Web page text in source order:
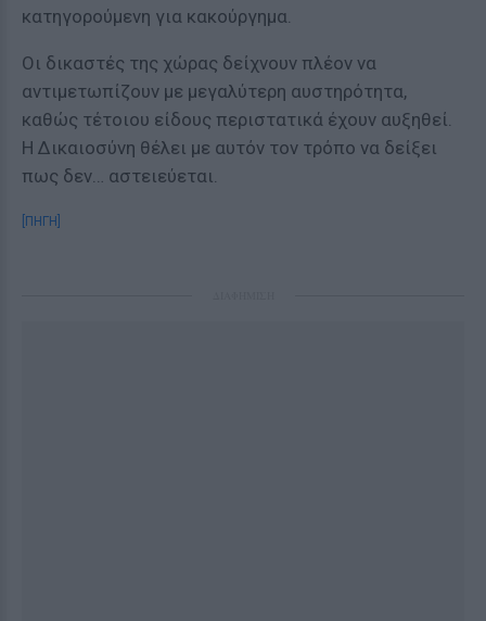
κατηγορούμενη για κακούργημα.
Οι δικαστές της χώρας δείχνουν πλέον να
αντιμετωπίζουν με μεγαλύτερη αυστηρότητα,
καθώς τέτοιου είδους περιστατικά έχουν αυξηθεί.
Η Δικαιοσύνη θέλει με αυτόν τον τρόπο να δείξει
πως δεν… αστειεύεται.
[ΠΗΓΗ]